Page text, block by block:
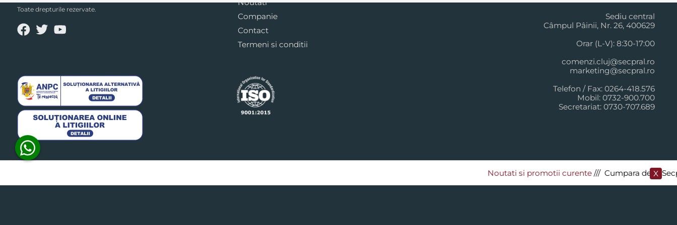
Noutati si promotii curente​/// Cumpara de la Secpral si
X
Toate drepturile rezervate.
Noutati
Companie
Contact
Termeni si conditii
Sediu central
Câmpul Pâinii, Nr. 26, 400629
Orar (L-V): 8:30-17:00
comenzi.cluj@secpral.ro
marketing@secpral.ro
Telefon / Fax: 0264-418.576
Mobil: 0732-900.700
Secretariat: 0730-707.689